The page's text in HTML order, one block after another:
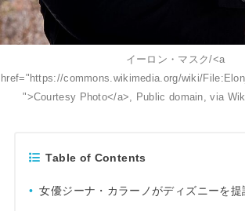
イーロン・マスク/<a
href="https://commons.wikimedia.org/wiki/
">Courtesy Photo</a>, Public domain, via
Table of Contents
女優ジーナ・カラーノがディズニーを提